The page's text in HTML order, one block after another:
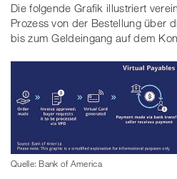
Die folgende Grafik illustriert
Prozess von der Bestellung über
bis zum Geldeingang auf dem
Quelle: Bank of America